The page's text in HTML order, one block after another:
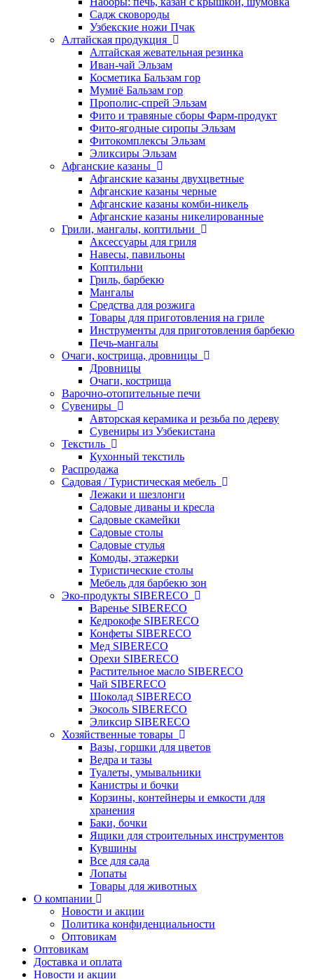
Садж сковороды
Узбекские ножи Пчак
Алтайская продукция
Алтайская жевательная резинка
Иван-чай Эльзам
Косметика Бальзам гор
Мумиё Бальзам гор
Прополис-спрей Эльзам
Фито и травяные сборы Фарм-продукт
Фито-ягодные сиропы Эльзам
Фитокомплексы Эльзам
Эликсиры Эльзам
Афганские казаны
Афганские казаны двухцветные
Афганские казаны черные
Афганские казаны комби-никель
Афганские казаны никелированные
Грили, мангалы, коптильни
Аксессуары для гриля
Навесы, павильоны
Коптильни
Гриль, барбекю
Мангалы
Средства для розжига
Товары для приготовления на гриле
Инструменты для приготовления барбекю
Печь-мангалы
Очаги, кострища, дровницы
Дровницы
Очаги, кострища
Варочно-отопительные печи
Сувениры
Авторская керамика и резьба по дереву
Сувениры из Узбекистана
Текстиль
Кухонный текстиль
Распродажа
Садовая / Туристическая мебель
Лежаки и шезлонги
Садовые диваны и кресла
Садовые скамейки
Садовые столы
Садовые стулья
Комоды, этажерки
Туристические столы
Мебель для барбекю зон
Эко-продукты SIBERECO
Варенье SIBERECO
Кедрокофе SIBERECO
Конфеты SIBERECO
Мед SIBERECO
Орехи SIBERECO
Растительное масло SIBERECO
Чай SIBERECO
Шоколад SIBERECO
Экосоль SIBERECO
Эликсир SIBERECO
Хозяйственные товары
Вазы, горшки для цветов
Ведра и тазы
Туалеты, умывальники
Канистры и бочки
Корзины, контейнеры и емкости для
хранения
Баки, бочки
Ящики для строительных инструментов
Кувшины
Все для сада
Лопаты
Товары для животных
О компании
Новости и акции
Политика конфиденциальности
Оптовикам
Оптовикам
Доставка и оплата
Новости и акции